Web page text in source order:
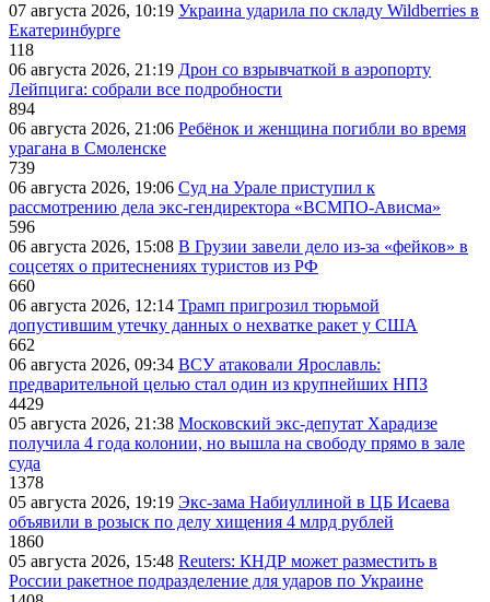
07 августа 2026, 10:19 Украина ударила по складу Wildberries в
Екатеринбурге
118
06 августа 2026, 21:19 Дрон со взрывчаткой в аэропорту
Лейпцига: собрали все подробности
894
06 августа 2026, 21:06 Ребёнок и женщина погибли во время
урагана в Смоленске
739
06 августа 2026, 19:06 Суд на Урале приступил к
рассмотрению дела экс-гендиректора «ВСМПО-Ависма»
596
06 августа 2026, 15:08 В Грузии завели дело из-за «фейков» в
соцсетях о притеснениях туристов из РФ
660
06 августа 2026, 12:14 Трамп пригрозил тюрьмой
допустившим утечку данных о нехватке ракет у США
662
06 августа 2026, 09:34 ВСУ атаковали Ярославль:
предварительной целью стал один из крупнейших НПЗ
4429
05 августа 2026, 21:38 Московский экс-депутат Харадизе
получила 4 года колонии, но вышла на свободу прямо в зале
суда
1378
05 августа 2026, 19:19 Экс-зама Набиуллиной в ЦБ Исаева
объявили в розыск по делу хищения 4 млрд рублей
1860
05 августа 2026, 15:48 Reuters: КНДР может разместить в
России ракетное подразделение для ударов по Украине